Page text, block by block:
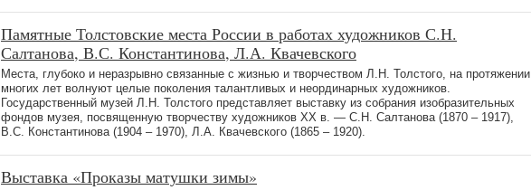
Памятные Толстовские места России в работах художников С.Н.
Салтанова, В.С. Константинова, Л.А. Квачевского
Места, глубоко и неразрывно связанные с жизнью и творчеством Л.Н. Толстого, на протяжении
многих лет волнуют целые поколения талантливых и неординарных художников.
Государственный музей Л.Н. Толстого представляет выставку из собрания изобразительных
фондов музея, посвященную творчеству художников XX в. — С.Н. Салтанова (1870 – 1917),
В.С. Константинова (1904 – 1970), Л.А. Квачевского (1865 – 1920).
Выставка «Проказы матушки зимы»